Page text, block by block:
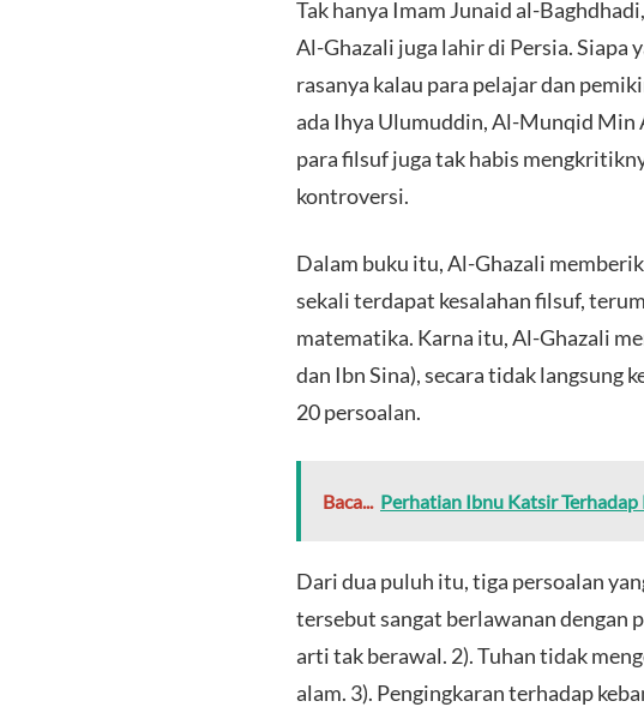
Tak hanya Imam Junaid al-
Al-Ghazali juga lahir di Persia. Siapa
rasanya kalau para pelajar dan
ada Ihya Ulumuddin, Al-Munqid Min
para filsuf juga tak habis
kontroversi.
Dalam buku itu, Al-Ghazali
sekali terdapat kesalahan filsuf,
matematika. Karna itu, Al-Ghazali
dan Ibn Sina), secara tidak langsung
20 persoalan.
Baca... Perhatian Ibnu Katsir
Dari dua puluh itu, tiga persoalan
tersebut sangat berlawanan dengan
arti tak berawal. 2). Tuhan tidak
alam. 3). Pengingkaran terhadap